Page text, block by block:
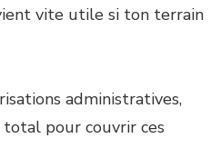
vite utile si ton terrain
administratives,
pour couvrir ces